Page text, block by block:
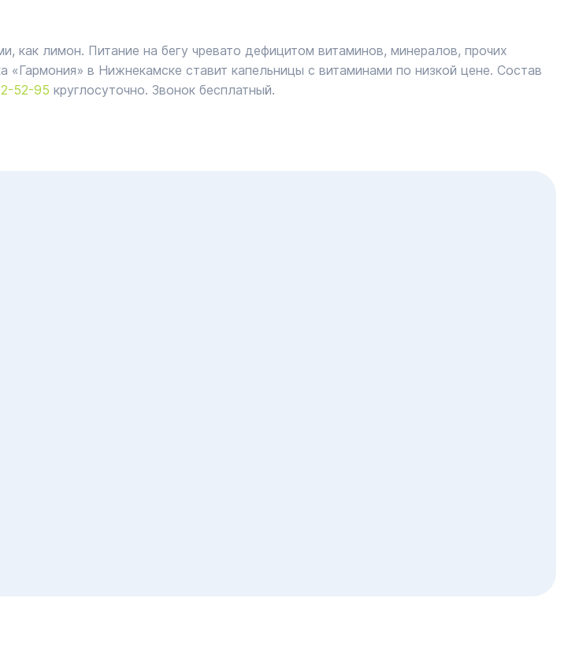
как лимон. Питание на бегу чревато дефицитом витаминов, минералов, прочих
в Нижнекамске ставит капельницы с витаминами по низкой цене. Состав
52-95 круглосуточно. Звонок бесплатный.